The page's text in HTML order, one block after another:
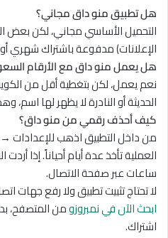
هل تطبيق منو داق مجاني؟
التحميل الأساسي مجاني، لكن بعض
الإعلانات) مدفوعة باشتراك شهري
هل يعمل منو داق مع الأرقام
نعم يعمل، لكن بتغطية أقل من
الحديثة أو النادرة لا يظهر لها
كيف أحذف رقمي من منو داق؟
من داخل التطبيق اذهب للإعدادات
العملية تأخذ عدة أيام أحياناً. إذا
ساعات عبر صفحة الاتصال.
لا تحتاج تثبيت تطبيق ولا رفع
ابحث الآن في نمبروزومن المتصفح،
اشتراك.